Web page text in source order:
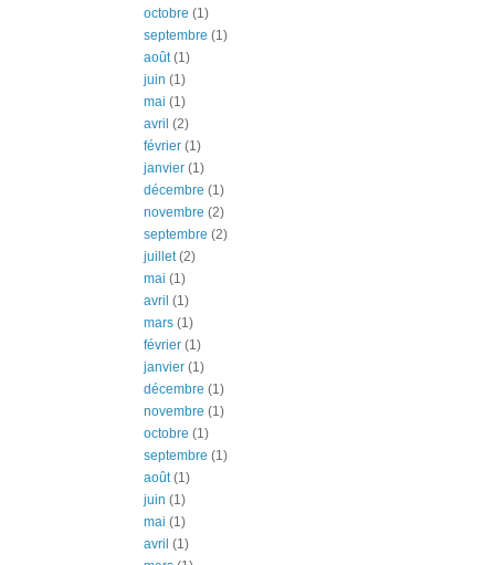
octobre (1)
septembre (1)
août(1)
juin (1)
mai (1)
avril (2)
février (1)
janvier (1)
décembre (1)
novembre (2)
septembre (2)
juillet(2)
mai (1)
avril (1)
mars (1)
février (1)
janvier (1)
décembre (1)
novembre (1)
octobre (1)
septembre (1)
août(1)
juin (1)
mai (1)
avril (1)